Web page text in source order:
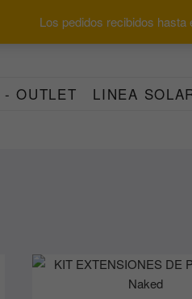
Los pedidos recibidos
- OUTLET LINEA